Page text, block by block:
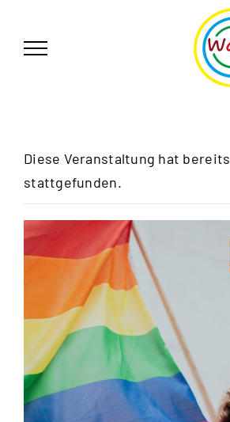
springen
Diese Veranstaltung hat bereits
stattgefunden.